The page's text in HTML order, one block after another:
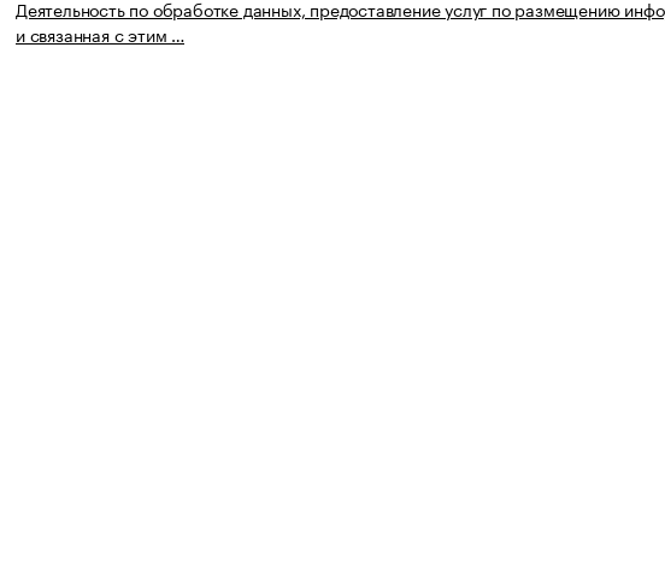
Деятельность по обработке данных, предоставление услуг по размещению
и связанная с этим …